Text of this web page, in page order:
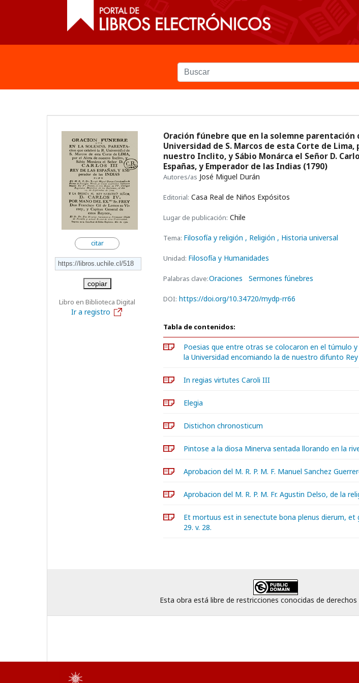
citar
copiar
Libro en Biblioteca Digital
Ir a registro
Oración fúnebre que en la solemne parentación
Universidad de S. Marcos de esta Corte de Lima,
nuestro Inclito, y Sábio Monárca el Señor D.
Españas, y Emperador de las Indias (1790)
Autores/as José Miguel Durán
Editorial: Casa Real de Niños Expósitos
Lugar de publicación: Chile
Tema: Filosofía y religión , Religión , Historia universal
Unidad: Filosofía y Humanidades
Palabras clave:Oraciones Sermones fúnebres
DOI: https://doi.org/10.34720/mydp-rr66
Tabla de contenidos:
Poesias que entre otras se colocaron en el túmulo y
la Universidad encomiando la de nuestro difunto
In regias virtutes Caroli III
Elegia
Distichon chronosticum
Pintose a la diosa Minerva sentada llorando en la
Aprobacion del M. R. P. M. F. Manuel Sanchez
Aprobacion del M. R. P. M. Fr. Agustin Delso, de la
Et mortuus est in senectute bona plenus dierum, et
29. v. 28.
Esta obra está libre de restricciones conocidas de